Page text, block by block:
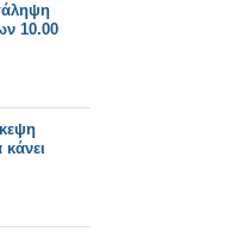
10.00